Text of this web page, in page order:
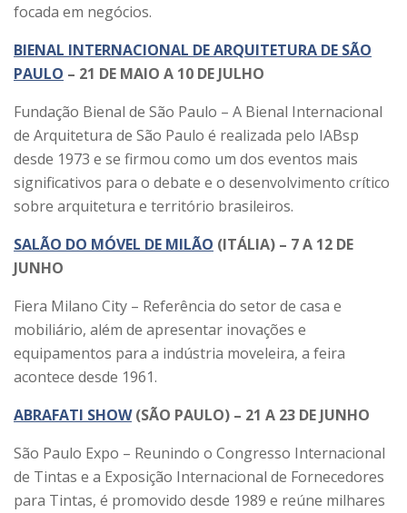
focada em negócios.
BIENAL INTERNACIONAL DE ARQUITETURA DE SÃO
PAULO – 21 DE MAIO A 10 DE JULHO
Fundação Bienal de São Paulo – A Bienal Internacional
de Arquitetura de São Paulo é realizada pelo IABsp
desde 1973 e se firmou como um dos eventos mais
significativos para o debate e o desenvolvimento crítico
sobre arquitetura e território brasileiros.
SALÃO DO MÓVEL DE MILÃO (ITÁLIA) – 7 A 12 DE
JUNHO
Fiera Milano City – Referência do setor de casa e
mobiliário, além de apresentar inovações e
equipamentos para a indústria moveleira, a feira
acontece desde 1961.
ABRAFATI SHOW(SÃO PAULO) – 21 A 23 DE JUNHO
São Paulo Expo – Reunindo o Congresso Internacional
de Tintas e a Exposição Internacional de Fornecedores
para Tintas, é promovido desde 1989 e reúne milhares